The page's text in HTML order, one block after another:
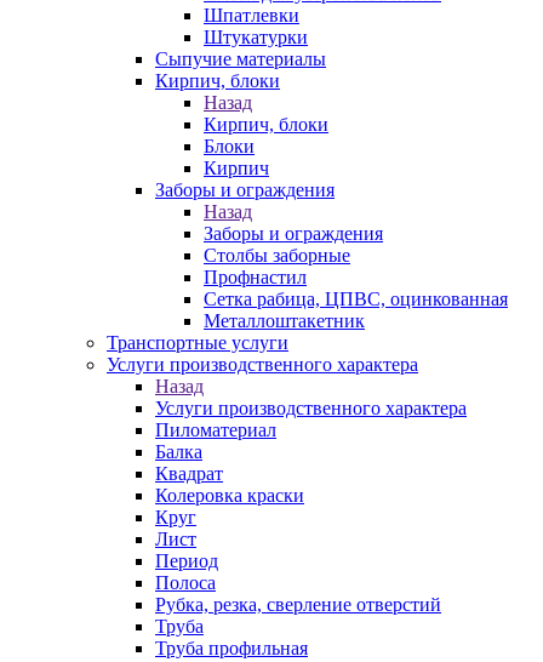
Шпатлевки
Штукатурки
Сыпучие материалы
Кирпич, блоки
Назад
Кирпич, блоки
Блоки
Кирпич
Заборы и ограждения
Назад
Заборы и ограждения
Столбы заборные
Профнастил
Сетка рабица, ЦПВС, оцинкованная
Металлоштакетник
Транспортные услуги
Услуги производственного характера
Назад
Услуги производственного характера
Пиломатериал
Балка
Квадрат
Колеровка краски
Круг
Лист
Период
Полоса
Рубка, резка, сверление отверстий
Труба
Труба профильная